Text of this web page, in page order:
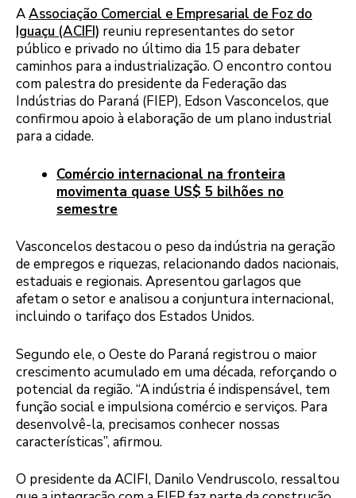
AAssociação Comercial e Empresarial de Foz do
Iguaçu (ACIFI) reuniu representantes do setor
público e privado no último dia 15 para debater
caminhos para a industrialização. O encontro contou
com palestra do presidente da Federação das
Indústrias do Paraná (FIEP), Edson Vasconcelos, que
confirmou apoio à elaboração de um plano industrial
para a cidade.
Comércio internacional na fronteira
movimenta quase US$ 5 bilhões no
semestre
Vasconcelos destacou o peso da indústria na geração
de empregos e riquezas, relacionando dados nacionais,
estaduais e regionais. Apresentou garlagos que
afetam o setor e analisou a conjuntura internacional,
incluindo o tarifaço dos Estados Unidos.
Segundo ele, o Oeste do Paraná registrou o maior
crescimento acumulado em uma década, reforçando o
potencial da região. “A indústria é indispensável, tem
função social e impulsiona comércio e serviços. Para
desenvolvê-la, precisamos conhecer nossas
características”, afirmou.
O presidente da ACIFI, Danilo Vendruscolo, ressaltou